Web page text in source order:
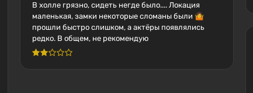
В холле грязно, сидеть негде было.... Локация
маленькая, замки некоторые сломаны были 🤷
прошли быстро слишком, а актёры появлялись
редко. В общем, не рекомендую